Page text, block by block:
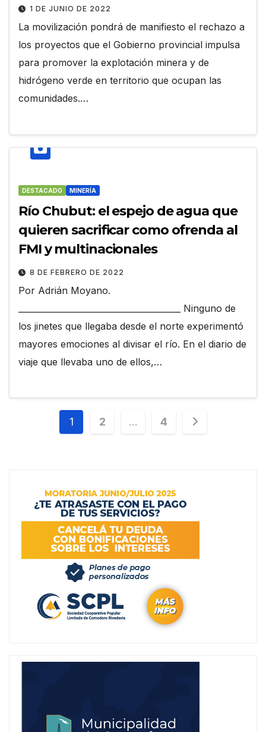
1 DE JUNIO DE 2022
La movilización pondrá de manifiesto el rechazo a
los proyectos que el Gobierno provincial impulsa
para promover la explotación minera y de
hidrógeno verde en territorio que ocupan las
comunidades.…
DESTACADO MINERÍA
Río Chubut: el espejo de agua que
quieren sacrificar como ofrenda al
FMI y multinacionales
8 DE FEBRERO DE 2022
Por Adrián Moyano.
_______________________________________ Ninguno de
los jinetes que llegaba desde el norte experimentó
mayores emociones al divisar el río. En el diario de
viaje que llevaba uno de ellos,…
Paginación
1 2 … 4